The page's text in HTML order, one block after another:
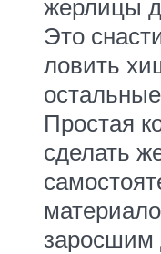
жерлицы
Это
ловить
Простая
сделать
заросшим